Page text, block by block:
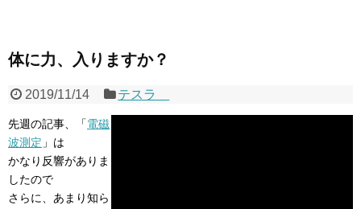
体に力、入りますか？
2019/11/14 テスラ
先週の記事、「電磁
波測定 」は
かなり反響がありま
したので
さらに、あまり知ら